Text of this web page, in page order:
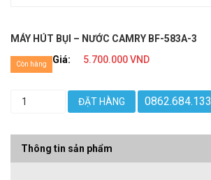
MÁY HÚT BỤI – NƯỚC CAMRY BF-583A-3
Giá:
5.700.000 VND
Còn hàng
ĐẶT HÀNG 0862.684.133
Thông tin sản phẩm